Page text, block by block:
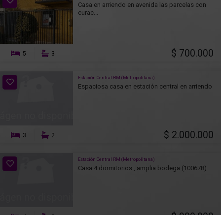
Casa en arriendo en avenida las parcelas con
curac...
5 3 $ 700.000
Estación Central RM (Metropolitana)
Espaciosa casa en estación central en arriendo
3 2 $ 2.000.000
Estación Central RM (Metropolitana)
Casa 4 dormitorios , amplia bodega (100678)